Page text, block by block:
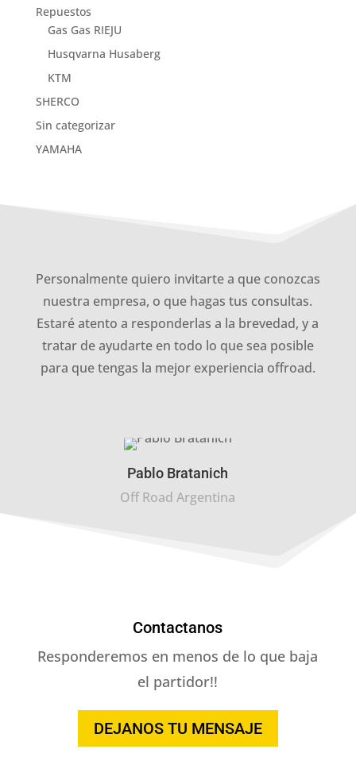
Repuestos
Gas Gas RIEJU
Husqvarna Husaberg
KTM
SHERCO
Sin categorizar
YAMAHA
Personalmente quiero invitarte a que conozcas
nuestra empresa, o que hagas tus consultas.
Estaré atento a responderlas a la brevedad, y a
tratar de ayudarte en todo lo que sea posible
para que tengas la mejor experiencia offroad.
Pablo Bratanich
Off Road Argentina
Contactanos
Responderemos en menos de lo que baja
el partidor!!
DEJANOS TU MENSAJE